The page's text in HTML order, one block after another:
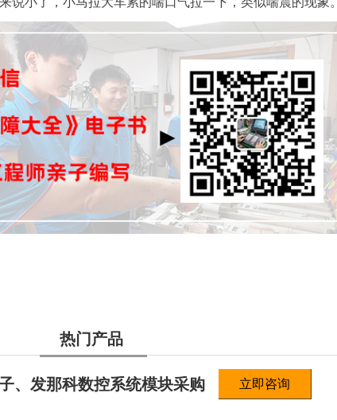
热门产品
立即咨询
、发那科数控系统模块采购